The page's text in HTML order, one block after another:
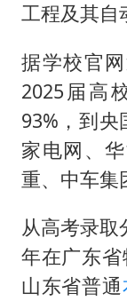
工程及其自
据学校官
2025届高
93%，到央
家电网、
重、中车集
从高考录取
年在广东省
山东省普通